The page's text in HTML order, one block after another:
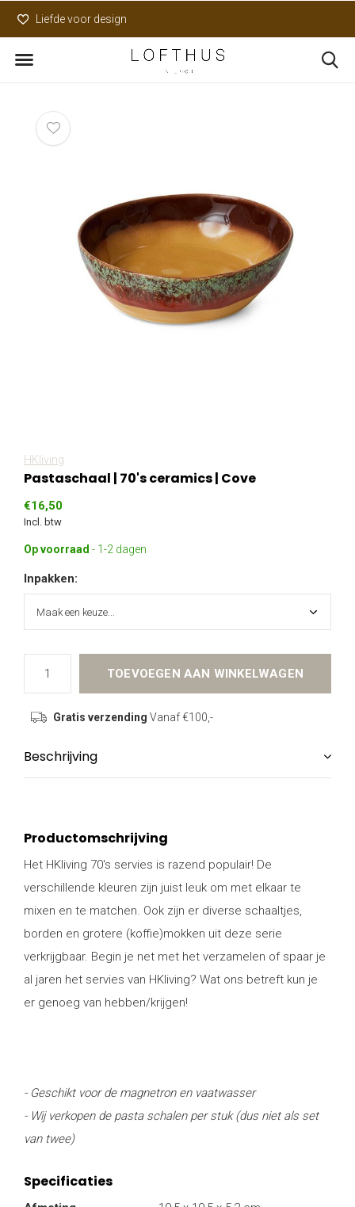
Liefde voor design
HKliving
Pastaschaal | 70's ceramics | Cove
€16,50
Incl. btw
Op voorraad - 1-2 dagen
Inpakken:
TOEVOEGEN AAN WINKELWAGEN
Gratis verzending Vanaf €100,-
Beschrijving
Productomschrijving
Het HKliving 70's servies is razend populair! De
verschillende kleuren zijn juist leuk om met elkaar te
mixen en te matchen. Ook zijn er diverse schaaltjes,
borden en grotere (koffie)mokken uit deze serie
verkrijgbaar. Begin je net met het verzamelen of spaar je
al jaren het servies van HKliving? Wat ons betreft kun je
er genoeg van hebben/krijgen!
- Geschikt voor de magnetron en vaatwasser
- Wij verkopen de pasta schalen per stuk (dus niet als set
van twee)
Specificaties